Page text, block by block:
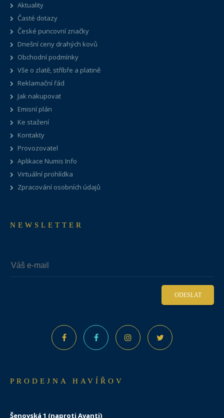
Aktuality
Časté dotazy
České puncovní značky
Dnešní ceny drahých kovů
Obchodní podmínky
Vše o zlatě, stříbře a platině
Reklamační řád
Jak nakupovat
Emisní plán
Ke stažení
Kontakty
Provozovatel
Aplikace Numis Info
Virtuální prohlídka
Zpracování osobních údajů
NEWSLETTER
ODESLAT
PRODEJNA HAVÍŘOV
Šenovská 1 (naproti Avanti)